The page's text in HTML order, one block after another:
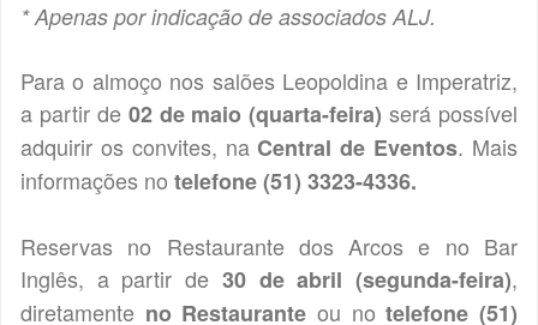
* Apenas por indicação de associados ALJ.
Para o almoço nos salões Leopoldina e Imperatriz,
a partir de 02 de maio (quarta-feira)será possível
adquirir os convites, naCentral de Eventos. Mais
informações no telefone (51) 3323-4336.
Reservas no Restaurante dos Arcos e no Bar
Inglês, a partir de 30 de abril (segunda-feira),
diretamente no Restaurante ou notelefone (51)